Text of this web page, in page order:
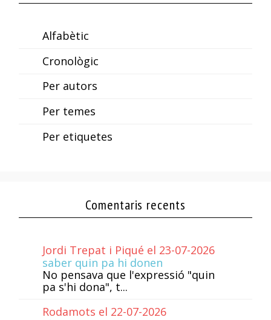
Alfabètic
Cronològic
Per autors
Per temes
Per etiquetes
Comentaris recents
Jordi Trepat i Piqué el 23-07-2026
saber quin pa hi donen
No pensava que l'expressió "quin
pa s'hi dona", t...
Rodamots el 22-07-2026